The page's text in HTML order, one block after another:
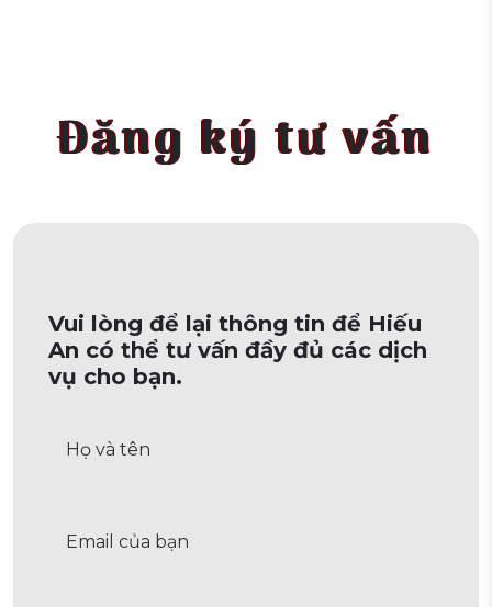
Đăng ký tư vấn
Vui lòng để lại thông tin để Hiếu
An có thể tư vấn đầy đủ các dịch
vụ cho bạn.